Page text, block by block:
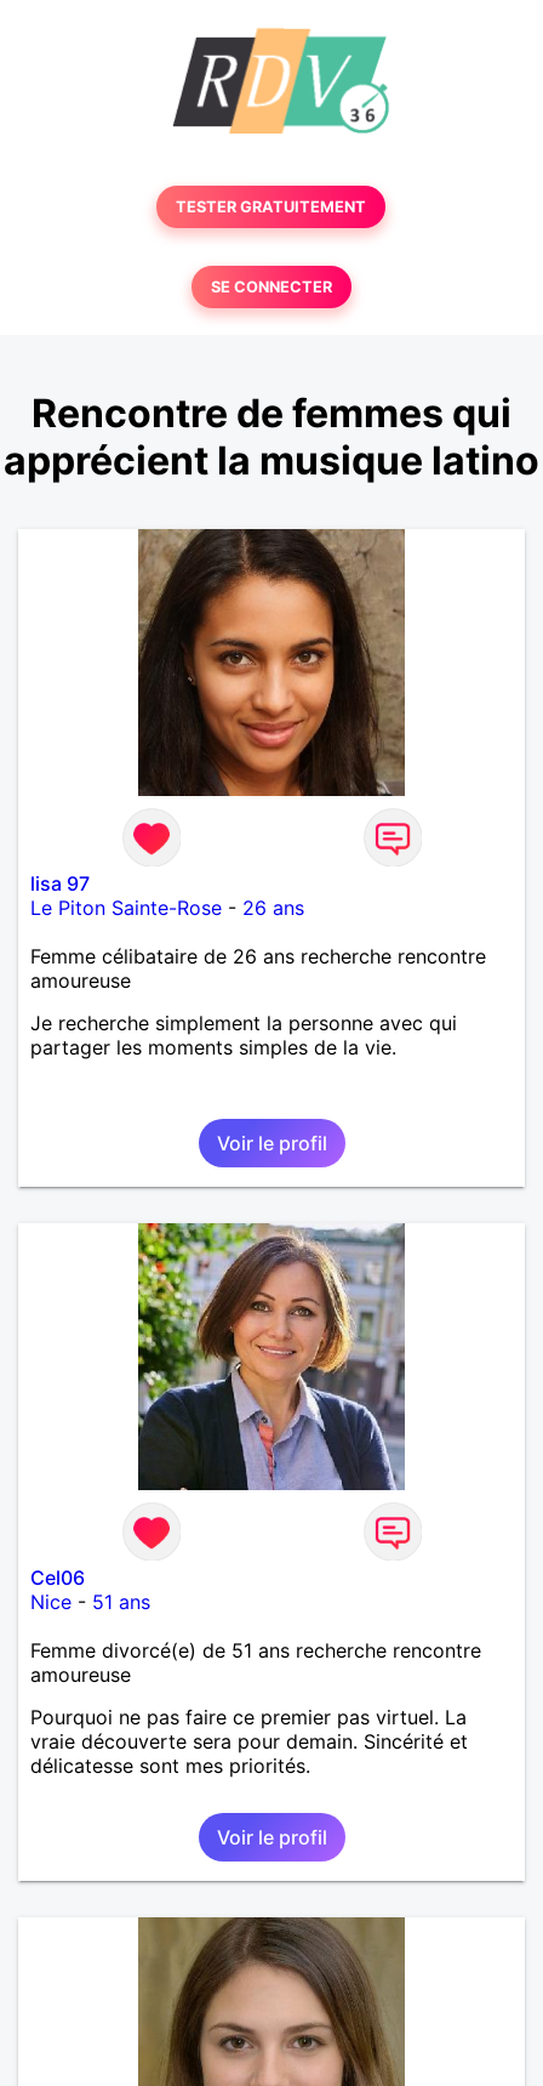
TESTER GRATUITEMENT
SE CONNECTER
Rencontre de femmes qui
apprécient la musique latino
lisa 97
Le Piton Sainte-Rose - 26 ans
Femme célibataire de 26 ans recherche rencontre
amoureuse
Je recherche simplement la personne avec qui
partager les moments simples de la vie.
Voir le profil
Cel06
Nice - 51 ans
Femme divorcé(e) de 51 ans recherche rencontre
amoureuse
Pourquoi ne pas faire ce premier pas virtuel. La
vraie découverte sera pour demain. Sincérité et
délicatesse sont mes priorités.
Voir le profil